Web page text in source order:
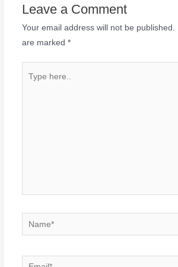
Leave a Comment
Your email address will not be published.
are marked *
here..
Name*
Email*